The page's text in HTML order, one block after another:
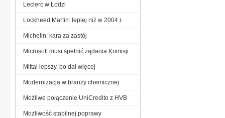
Leclerc w Łodzi
Lockheed Martin: lepiej niż w 2004 r.
Michelin: kara za zastój
Microsoft musi spełnić żądania Komisji
Mittal lepszy, bo dał więcej
Modernizacja w branży chemicznej
Możliwe połączenie UniCredito z HVB
Możliwość stabilnej poprawy